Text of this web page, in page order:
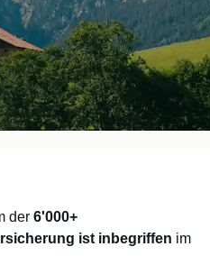
der 6'000+
ist inbegriffen im